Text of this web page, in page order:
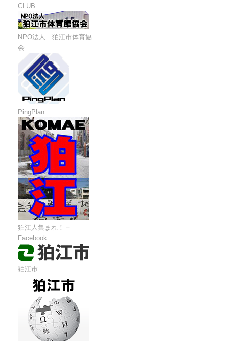
CLUB
NPO法人 狛江市体育協
会
PingPlan
狛江人集まれ！－
Facebook
狛江市